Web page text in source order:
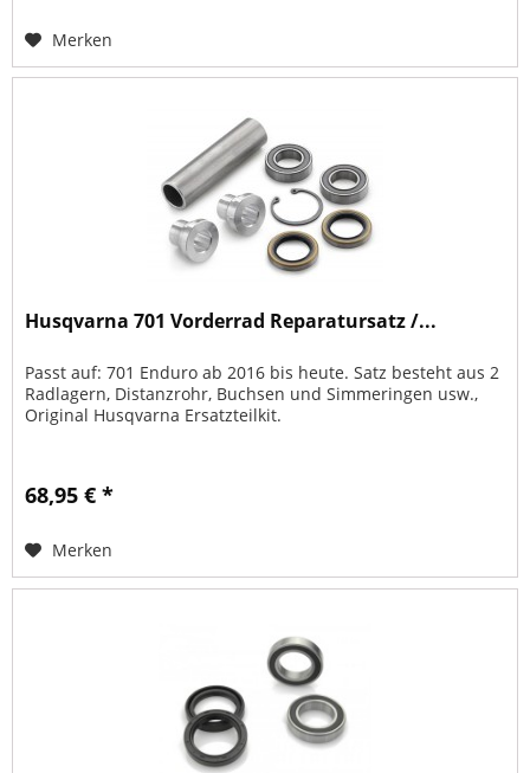
Merken
Husqvarna 701 Vorderrad Reparatursatz /...
Passt auf: 701 Enduro ab 2016 bis heute. Satz besteht aus 2
Radlagern, Distanzrohr, Buchsen und Simmeringen usw.,
Original Husqvarna Ersatzteilkit.
68,95 € *
Merken